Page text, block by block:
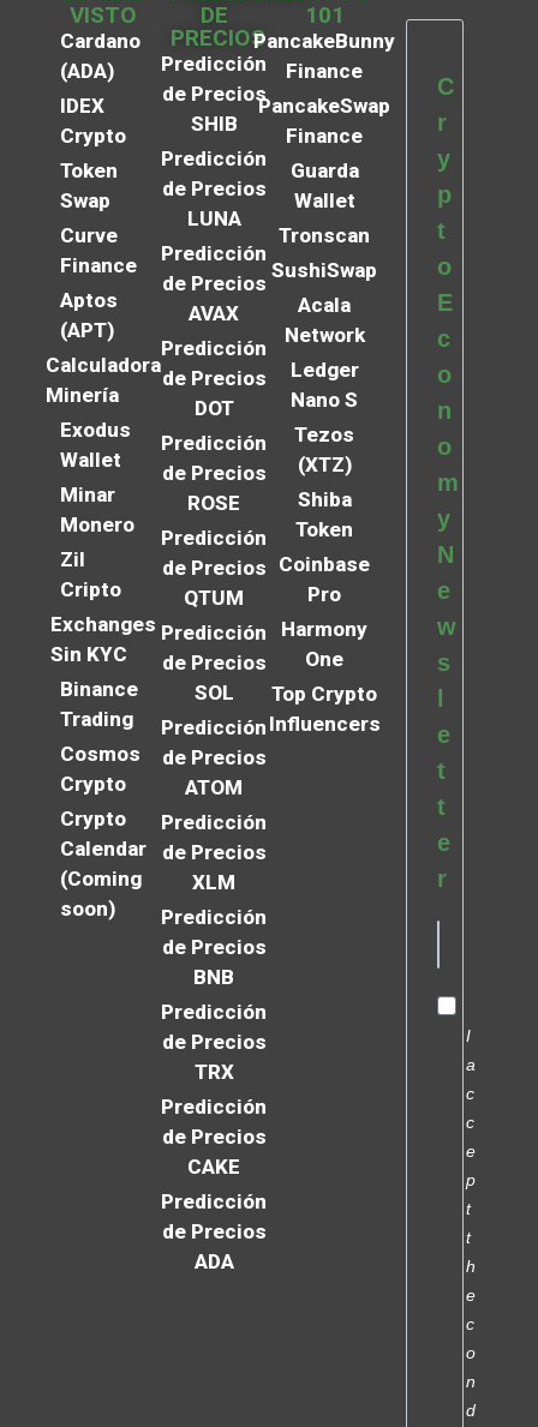
VISTO
Cardano
(ADA)
IDEX
Crypto
Token
Swap
Curve
Finance
Aptos
(APT)
Calculadora
Minería
Exodus
Wallet
Minar
Monero
Zil
Cripto
Exchanges
Sin KYC
Binance
Trading
Cosmos
Crypto
Crypto
Calendar
(Coming
soon)
DE
PRECIOS
Predicción
de Precios
SHIB
Predicción
de Precios
LUNA
Predicción
de Precios
AVAX
Predicción
de Precios
DOT
Predicción
de Precios
ROSE
Predicción
de Precios
QTUM
Predicción
de Precios
SOL
Predicción
de Precios
ATOM
Predicción
de Precios
XLM
Predicción
de Precios
BNB
Predicción
de Precios
TRX
Predicción
de Precios
CAKE
Predicción
de Precios
ADA
101
PancakeBunny
Finance
PancakeSwap
Finance
Guarda
Wallet
Tronscan
SushiSwap
Acala
Network
Ledger
Nano S
Tezos
(XTZ)
Shiba
Token
Coinbase
Pro
Harmony
One
Top Crypto
Influencers
C
r
y
p
t
o
E
c
o
n
o
m
y
N
e
w
s
e
t
t
e
r
I
a
c
c
e
p
t
t
h
e
c
o
n
d